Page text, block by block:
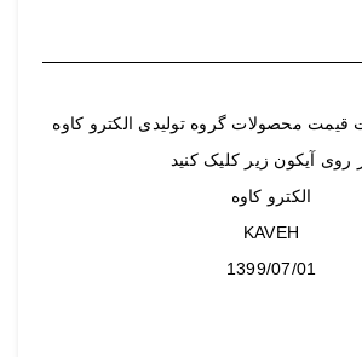
محصولات گروه تولیدی الکترو کاوه
روی آیکون زیر کلیک کنید
الکترو کاوه
KAVEH
1399/07/01